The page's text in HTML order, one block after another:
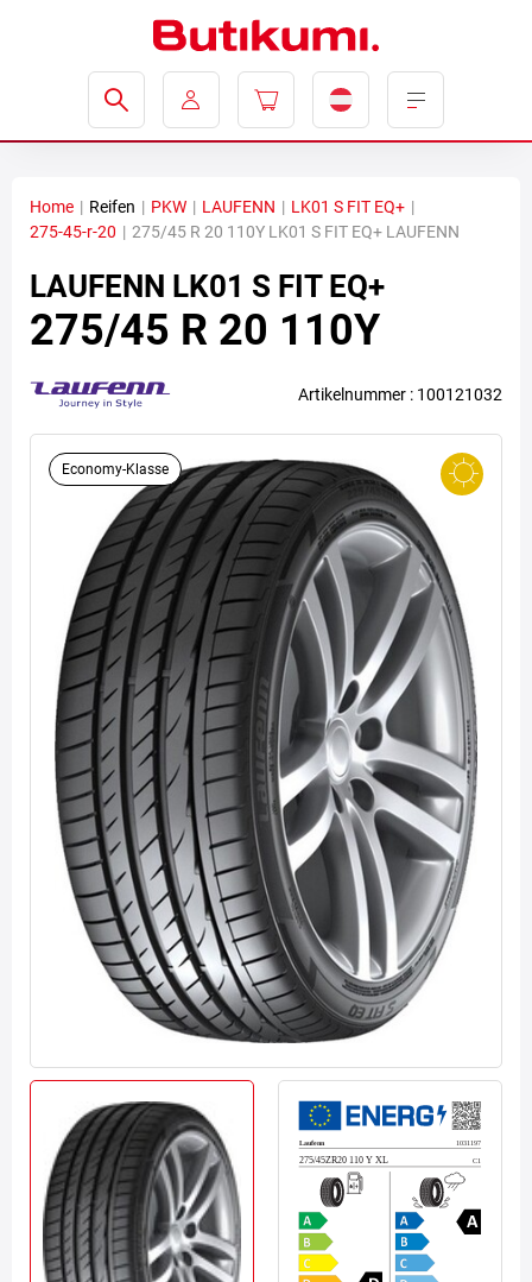
Economy-Klasse
Home | Reifen | PKW | LAUFENN | LK01 S FIT EQ+ |
275-45-r-20 | 275/45 R 20 110Y LK01 S FIT EQ+ LAUFENN
LAUFENN LK01 S FIT EQ+
275/45 R 20 110Y
Artikelnummer : 100121032